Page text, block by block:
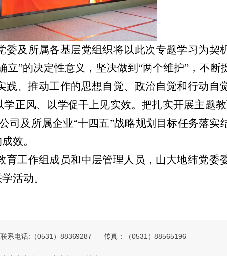
及所属各基层党组织将以此次专题学习为契
立”的决定性意义，坚决做到“两个维护”，不断
、推动工作的思想自觉、政治自觉和行动自
正风、以学促干上见实效。把扎实开展主题
司及所属企业“十四五”战略规划目标任务落实
效。
工作组成员和中层管理人员，山大地纬党委
活动。
联系电话:（0531）88369287 传真：（0531）88565196